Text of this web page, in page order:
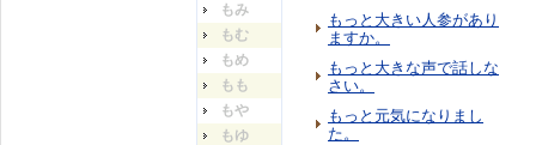
もみ
もむ
もめ
もも
もや
もゆ
もっと大きい人参があり
ますか。
もっと大きな声で話しな
さい。
もっと元気になりまし
た。